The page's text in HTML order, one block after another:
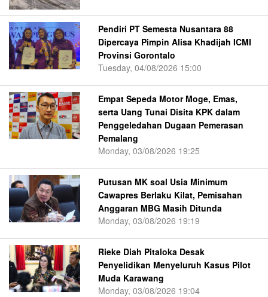
Pendiri PT Semesta Nusantara 88
Dipercaya Pimpin Alisa Khadijah ICMI
Provinsi Gorontalo
Tuesday, 04/08/2026 15:00
Empat Sepeda Motor Moge, Emas,
serta Uang Tunai Disita KPK dalam
Penggeledahan Dugaan Pemerasan
Pemalang
Monday, 03/08/2026 19:25
Putusan MK soal Usia Minimum
Cawapres Berlaku Kilat, Pemisahan
Anggaran MBG Masih Ditunda
Monday, 03/08/2026 19:19
Rieke Diah Pitaloka Desak
Penyelidikan Menyeluruh Kasus Pilot
Muda Karawang
Monday, 03/08/2026 19:04